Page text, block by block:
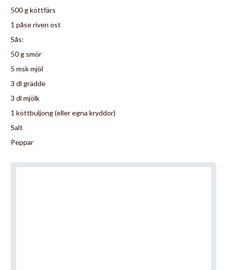
500 g köttfärs
1 påse riven ost
Sås:
50 g smör
5 msk mjöl
3 dl grädde
3 dl mjölk
1 köttbuljong (eller egna kryddor)
Salt
Peppar